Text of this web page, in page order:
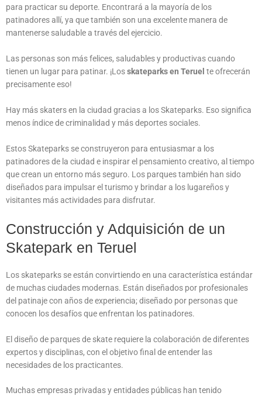
para practicar su deporte. Encontrará a la mayoría de los
patinadores allí, ya que también son una excelente manera de
mantenerse saludable a través del ejercicio.
Las personas son más felices, saludables y productivas cuando
tienen un lugar para patinar. ¡Losskateparks en Teruel te ofrecerán
precisamente eso!
Hay más skaters en la ciudad gracias a los Skateparks. Eso significa
menos índice de criminalidad y más deportes sociales.
Estos Skateparks se construyeron para entusiasmar a los
patinadores de la ciudad e inspirar el pensamiento creativo, al tiempo
que crean un entorno más seguro. Los parques también han sido
diseñados para impulsar el turismo y brindar a los lugareños y
visitantes más actividades para disfrutar.
Construcción y Adquisición de un
Skatepark en Teruel
Los skateparks se están convirtiendo en una característica estándar
de muchas ciudades modernas. Están diseñados por profesionales
del patinaje con años de experiencia; diseñado por personas que
conocen los desafíos que enfrentan los patinadores.
El diseño de parques de skate requiere la colaboración de diferentes
expertos y disciplinas, con el objetivo final de entender las
necesidades de los practicantes.
Muchas empresas privadas y entidades públicas han tenido